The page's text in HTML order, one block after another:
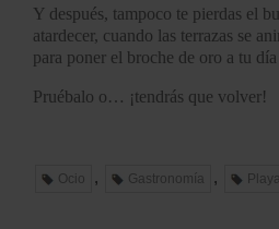
Y después, tampoco te pierdas el
atardecer, cuando las terrazas se
para poner el broche de oro a tu
Pruébalo o… ¡tendrás que volver!
Ocio , Gastronomía ,